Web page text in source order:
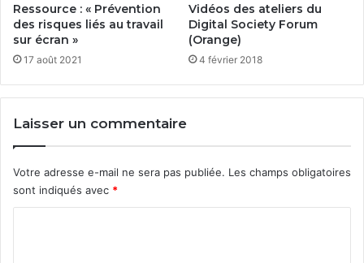
Ressource : « Prévention
des risques liés au travail
sur écran »
17 août 2021
Vidéos des ateliers du
Digital Society Forum
(Orange)
4 février 2018
Laisser un commentaire
Votre adresse e-mail ne sera pas publiée. Les champs obligatoires
sont indiqués avec *